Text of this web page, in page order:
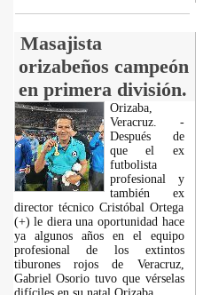
Masajista
orizabeños campeón
en primera división.
Orizaba,
Veracruz. -
Después de
que el ex
futbolista
profesional y
también ex
director técnico Cristóbal Ortega
(+) le diera una oportunidad hace
ya algunos años en el equipo
profesional de los extintos
tiburones rojos de Veracruz,
Gabriel Osorio tuvo que vérselas